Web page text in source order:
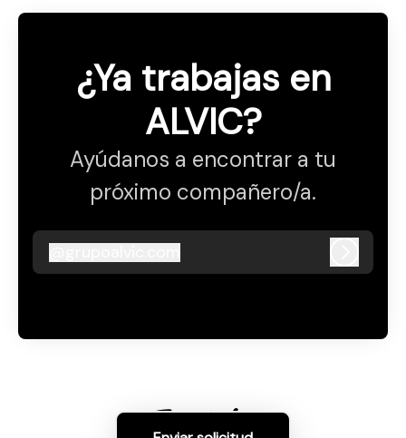
¿Ya trabajas en
ALVIC?
Ayúdanos a encontrar a tu
próximo compañero/a.
grupoalvic.com